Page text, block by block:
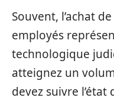
Souvent, l’achat
employés
technologique
atteignez un
devez suivre